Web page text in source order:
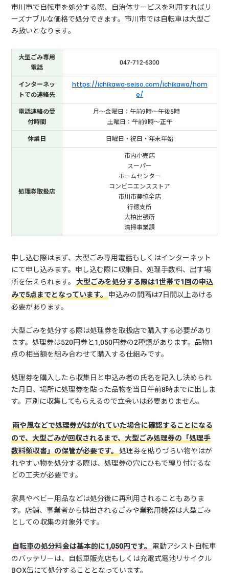
市川市で自転車を処分する際、自治体サービスを利用すればリ
ーズナブルな価格で処分できます。市川市では自転車は大型ご
み扱いとなります。
大型ごみ専用
電話
047-712-6300
インターネッ
トでの連絡先
https://ichikawa-seiso.com/ichikawa/hom
e/
電話連絡の受
付時間
月～金曜日：午前9時～午後5時
土曜日：午前9時～正午
休業日
日曜日・祝日・年末年始
処理券取扱店
市内小売店
スーパー
ホームセンター
コンビニエンスストア
市川市農協全店
行徳支所
大柏出張所
清掃事業課
申し込む際はまず、大型ごみ専用電話もしくはインターネット
にて申し込みます。申し込む際に収集日、処理手数料、出す場
所を伝えられます。大型ごみを処分する際は1世帯で1回の申込
みで5点までとなっています。申込みの間隔は7日間以上あける
必要があります。
大型ごみを処分する際は処理券を取扱店で購入する必要があり
ます。処理券は520円券と1,050円券の2種類があります。品物1
点の相当額を組み合わせて購入する仕組みです。
処理券を購入したら収集日と申込み者の氏名を記入し決められ
た月日、場所に処理券を貼った品物を当日午前8時までに出しま
す。戸別に収集してもらえるので立会いは必要ありません。
雨や風などで処理券がはがれていた場合に確認することになる
ので、大型ごみが回収されるまで、大型ごみ処理券の「処理手
数料領収書」の保管が必要です。処理券を貼りづらい物やはが
れやすい物を処分する際は、処理券の穴にひもで縛り付けるな
どの工夫が必要です。
家具やベビー用品などは処分後に再利用されることもありま
す。店舗、事業者から排出されるごみや業務用機器は大型ごみ
としての収集の対象外です。
自転車の処分料金は基本的に1,050円です。電動アシスト自転車
のバッテリーは、自転車販売店もしくは充電式電池リサイクル
BOX缶にて処分することとなっています。